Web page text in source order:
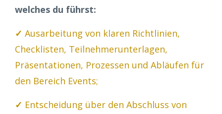
welches du führst:
✓ Ausarbeitung von klaren Richtlinien,
Checklisten, Teilnehmerunterlagen,
Präsentationen, Prozessen und Abläufen für
den Bereich Events;
✓ Entscheidung über den Abschluss von